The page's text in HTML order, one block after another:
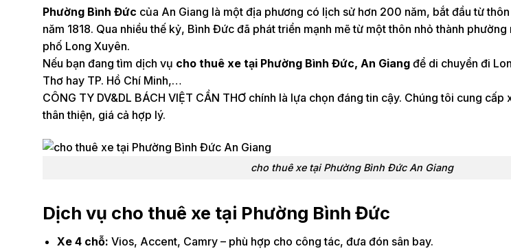
Phường Bình Đức của An Giang là một địa phương có lịch sử hơn 200 năm, bắt đầu từ
năm 1818. Qua nhiều thế kỷ, Bình Đức đã phát triển mạnh mẽ từ một thôn nhỏ thành
phố Long Xuyên.
Nếu bạn đang tìm dịch vụ cho thuê xe tại Phường Bình Đức, An Giang để di chuyển đi
Thơ hay TP. Hồ Chí Minh,…
CÔNG TY DV&DL BÁCH VIỆT CẦN THƠ chính là lựa chọn đáng tin cậy. Chúng tôi cung
thân thiện, giá cả hợp lý.
cho thuê xe tại Phường Bình Đức An Giang
Dịch vụ cho thuê xe tại Phường Bình Đức
Xe 4 chỗ: Vios, Accent, Camry – phù hợp cho công tác, đưa đón sân bay.